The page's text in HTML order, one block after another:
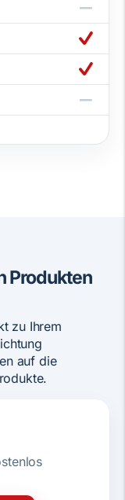
Produkten
zu Ihrem
auf die